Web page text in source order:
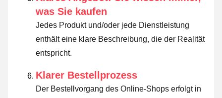
was Sie kaufen
Jedes Produkt und/oder jede Dienstleistung
enthält eine klare Beschreibung, die der Realität
entspricht.
Klarer Bestellprozess
Der Bestellvorgang des Online-Shops erfolgt in